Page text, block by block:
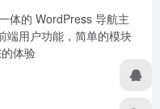
体的 WordPress 导航主
端用户功能，简单的模块
体验